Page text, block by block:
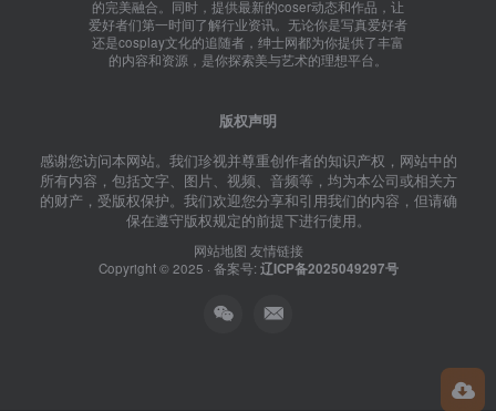
的完美融合。同时，提供最新的coser动态和作品，让
爱好者们第一时间了解行业资讯。无论你是写真爱好者
还是cosplay文化的追随者，绅士网都为你提供了丰富
的内容和资源，是你探索美与艺术的理想平台。
版权声明
感谢您访问本网站。我们珍视并尊重创作者的知识产权，网站中的
所有内容，包括文字、图片、视频、音频等，均为本公司或相关方
的财产，受版权保护。我们欢迎您分享和引用我们的内容，但请确
保在遵守版权规定的前提下进行使用。
网站地图 友情链接
Copyright © 2025 · 备案号: 辽ICP备2025049297号